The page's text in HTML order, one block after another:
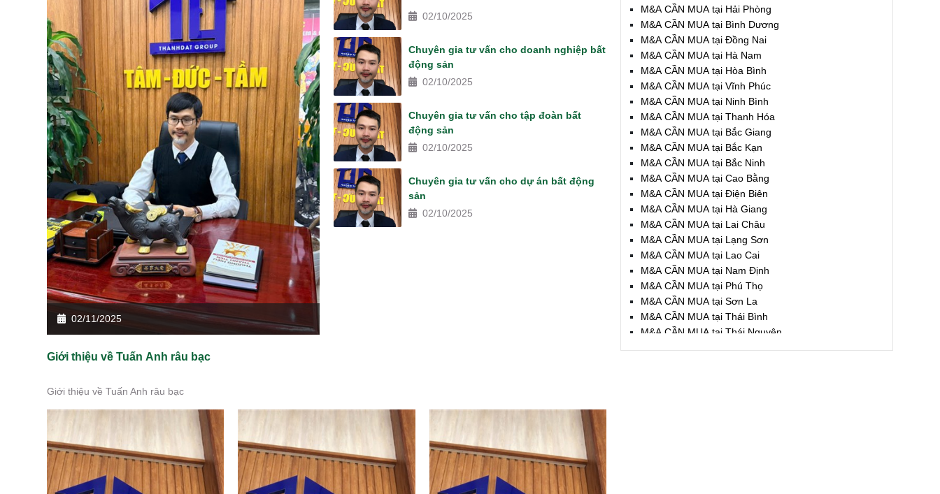
02/11/2025
Giới thiệu về Tuấn Anh râu bạc
Giới thiệu về Tuấn Anh râu bạc
02/10/2025
Chuyên gia tư vấn cho doanh nghiệp bất
động sản
02/10/2025
Chuyên gia tư vấn cho tập đoàn bất
động sản
02/10/2025
Chuyên gia tư vấn cho dự án bất động
sản
02/10/2025
M&A CẦN MUA tại Hải Phòng
M&A CẦN MUA tại Bình Dương
M&A CẦN MUA tại Đồng Nai
M&A CẦN MUA tại Hà Nam
M&A CẦN MUA tại Hòa Bình
M&A CẦN MUA tại Vĩnh Phúc
M&A CẦN MUA tại Ninh Bình
M&A CẦN MUA tại Thanh Hóa
M&A CẦN MUA tại Bắc Giang
M&A CẦN MUA tại Bắc Kạn
M&A CẦN MUA tại Bắc Ninh
M&A CẦN MUA tại Cao Bằng
M&A CẦN MUA tại Điện Biên
M&A CẦN MUA tại Hà Giang
M&A CẦN MUA tại Lai Châu
M&A CẦN MUA tại Lạng Sơn
M&A CẦN MUA tại Lao Cai
M&A CẦN MUA tại Nam Định
M&A CẦN MUA tại Phú Thọ
M&A CẦN MUA tại Sơn La
M&A CẦN MUA tại Thái Bình
M&A CẦN MUA tại Thái Nguyên